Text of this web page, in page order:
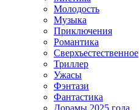
Молодость
Музыка
Приключения
Романтика
Сверхъестественное
Триллер
Ужасы
Фэнтази
Фантастика
Дорамы 2025 года